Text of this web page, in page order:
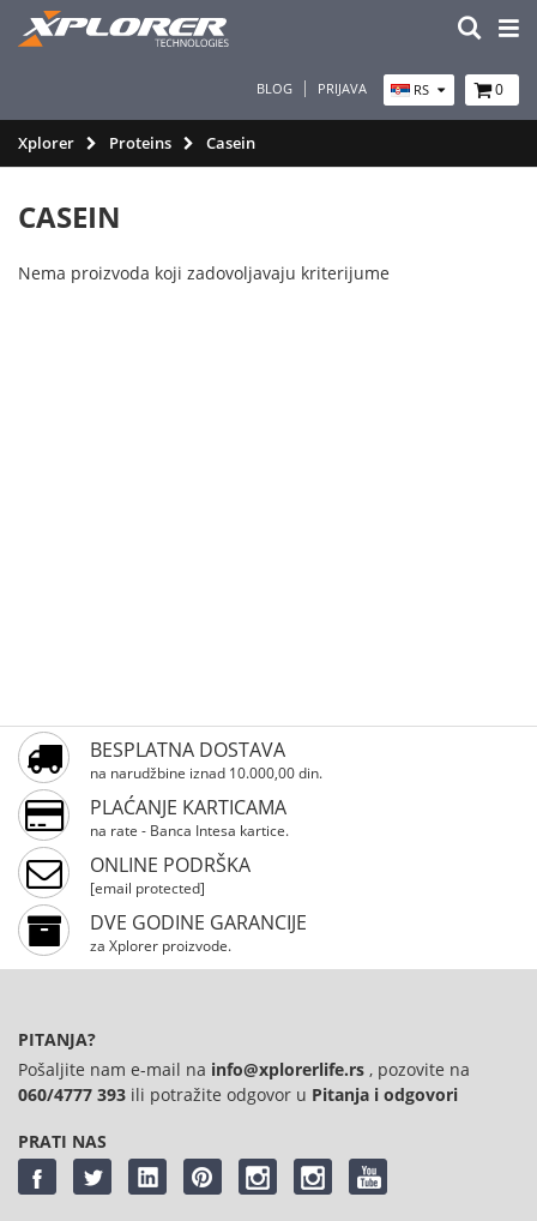
BLOG PRIJAVA RS 0
Xplorer Proteins Casein
CASEIN
Nema proizvoda koji zadovoljavaju kriterijume
BESPLATNA DOSTAVA
na narudžbine iznad 10.000,00 din.
PLAĆANJE KARTICAMA
na rate - Banca Intesa kartice.
ONLINE PODRŠKA
[email protected]
DVE GODINE GARANCIJE
za Xplorer proizvode.
PITANJA?
Pošaljite nam e-mail na info@xplorerlife.rs , pozovite na
060/4777 393 ili potražite odgovor u Pitanja i odgovori
PRATI NAS